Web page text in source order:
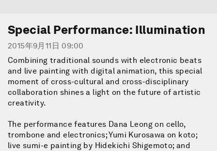
Special Performance: Illumination
2015年9月11日 09:00
Combining traditional sounds with electronic beats
and live painting with digital animation, this special
moment of cross-cultural and cross-disciplinary
collaboration shines a light on the future of artistic
creativity.
The performance features Dana Leong on cello,
trombone and electronics; Yumi Kurosawa on koto;
live sumi-e painting by Hidekichi Shigemoto; and